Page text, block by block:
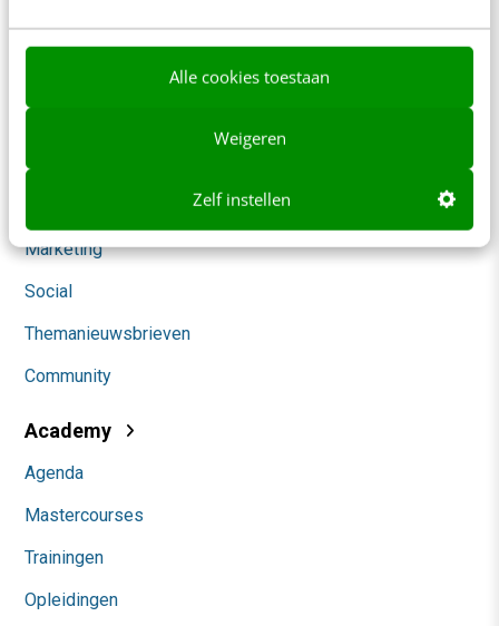
Alle cookies toestaan
Weigeren
Zelf instellen
Whitepapers
Content & Communicatie
Marketing
Social
Themanieuwsbrieven
Community
Academy
Agenda
Mastercourses
Trainingen
Opleidingen